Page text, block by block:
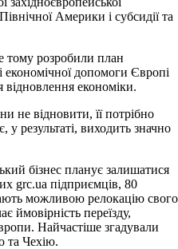
Америки і субсидії та
тому розробили план
допомоги Європі
економіки.
не відновити, її потрібно
у результаті, виходить значно
бізнес планує залишатися
grc.ua підприємців, 80
можливою релокацію свого
ймовірність переїзду,
Найчастіше згадували
та Чехію.